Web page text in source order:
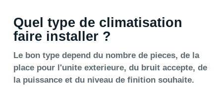
Quel type de climatisation
faire installer ?
Le bon type depend du nombre de pieces, de la
place pour l'unite exterieure, du bruit accepte, de
la puissance et du niveau de finition souhaite.